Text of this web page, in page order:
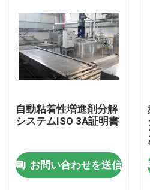
プロダクト
自動粘着性増進剤分解
システムISO 3A証明書
お問い合わせを送信